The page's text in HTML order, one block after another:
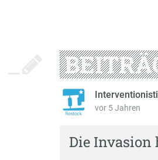
vor 5 Jahren
Die Invasion